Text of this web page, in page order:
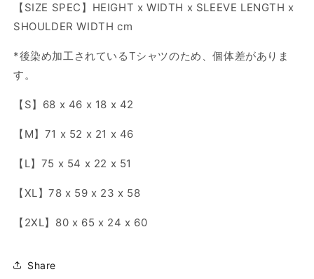
【SIZE SPEC】HEIGHT x WIDTH x SLEEVE LENGTH x
SHOULDER WIDTH cm
*後染め加工されているTシャツのため、個体差がありま
す。
【S】68 x 46 x 18 x 42
【M】71 x 52 x 21 x 46
【L】75 x 54 x 22 x 51
【XL】78 x 59 x 23 x 58
【2XL】 80 x 65 x 24 x 60
Share